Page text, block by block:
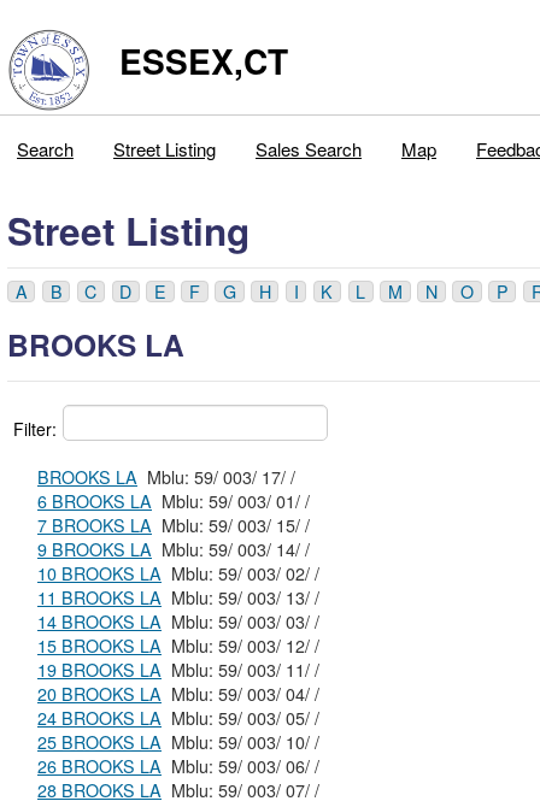
ESSEX,CT
Search Street Listing Sales Search Map
Street Listing
A B C D E F G H I K L M N O P
BROOKS LA
Filter:
BROOKS LA
Mblu: 59/ 003/ 17/ /
6 BROOKS LA
Mblu: 59/ 003/ 01/ /
7 BROOKS LA
Mblu: 59/ 003/ 15/ /
9 BROOKS LA
Mblu: 59/ 003/ 14/ /
10 BROOKS LA
Mblu: 59/ 003/ 02/ /
11 BROOKS LA
Mblu: 59/ 003/ 13/ /
14 BROOKS LA
Mblu: 59/ 003/ 03/ /
15 BROOKS LA
Mblu: 59/ 003/ 12/ /
19 BROOKS LA
Mblu: 59/ 003/ 11/ /
20 BROOKS LA
Mblu: 59/ 003/ 04/ /
24 BROOKS LA
Mblu: 59/ 003/ 05/ /
25 BROOKS LA
Mblu: 59/ 003/ 10/ /
26 BROOKS LA
Mblu: 59/ 003/ 06/ /
28 BROOKS LA
Mblu: 59/ 003/ 07/ /